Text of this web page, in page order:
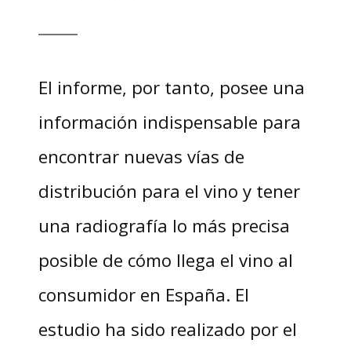
El informe, por tanto, posee una
información indispensable para
encontrar nuevas vías de
distribución para el vino y tener
una radiografía lo más precisa
posible de cómo llega el vino al
consumidor en España. El
estudio ha sido realizado por el